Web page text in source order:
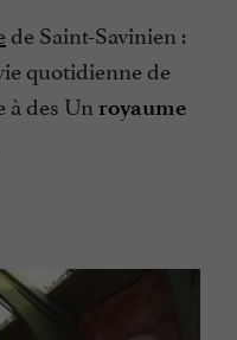
de Saint-Savinien :
quotidienne de
à des Un royaume